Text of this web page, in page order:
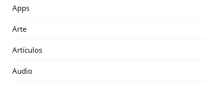
Apps
Arte
Artículos
Audio